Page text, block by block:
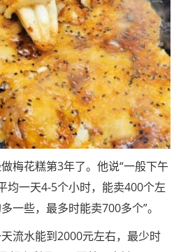
花糕第3年了。他说“一般下午
均一天4-5个小时，能卖400个左
一些，最多时能卖700多个”。
水能到2000元左右，最少时